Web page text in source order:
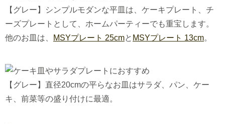
【グレー】シンプルモダンな平皿は、ケーキプレート、チ
ーズプレートとして、ホームパーティーでも重宝します。
他のお皿は、
MSYプレート 25cmと MSYプレート 13cm。
【グレー】直径20cmの平らなお皿はサラダ、パン、ケー
キ、前菜等の盛り付けに最適。